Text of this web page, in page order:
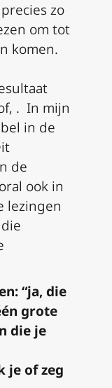
precies zo
om tot
komen.
. In mijn
in de
de
ook in
lezingen
“ja, die
grote
die je
je of zeg